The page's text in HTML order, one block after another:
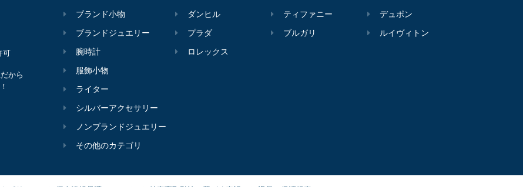
ダンヒル ティファニー デュポン
プラダ ブルガリ ルイヴィトン
ロレックス
ブランド小物
ブランドジュエリー
腕時計
服飾小物
ライター
シルバーアクセサリー
ノンブランドジュエリー
その他のカテゴリ
可
から